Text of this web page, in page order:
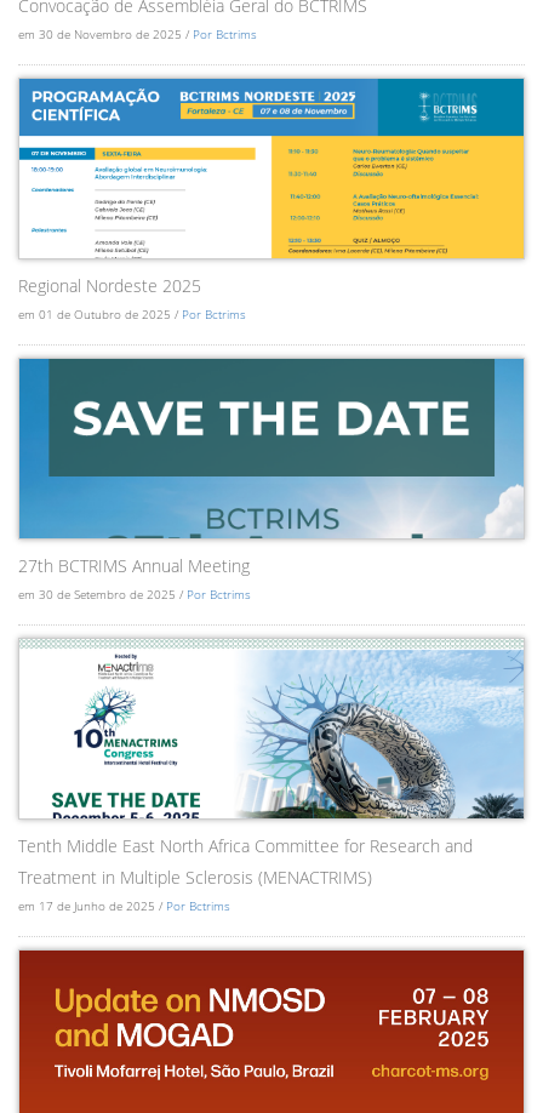
Convocação de Assembléia Geral do BCTRIMS
em 30 de Novembro de 2025 / Por Bctrims
Regional Nordeste 2025
em 01 de Outubro de 2025 / Por Bctrims
27th BCTRIMS Annual Meeting
em 30 de Setembro de 2025 / Por Bctrims
Tenth Middle East North Africa Committee for Research and
Treatment in Multiple Sclerosis (MENACTRIMS)
em 17 de Junho de 2025 / Por Bctrims